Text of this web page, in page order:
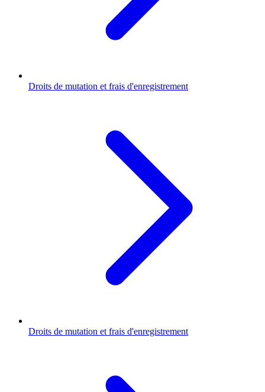
Droits de mutation et frais d'enregistrement
Droits de mutation et frais d'enregistrement